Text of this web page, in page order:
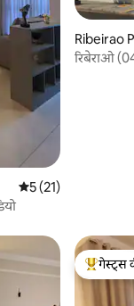
औसत रेटिंग 5 में से 5, 21
5 (21)
Ribeirao
रिबेराओ
गेस्ट्स का
गेस्ट्स